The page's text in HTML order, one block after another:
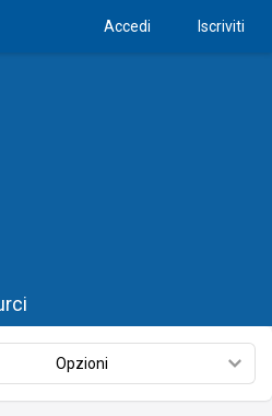
Accedi Iscriviti
Opzioni